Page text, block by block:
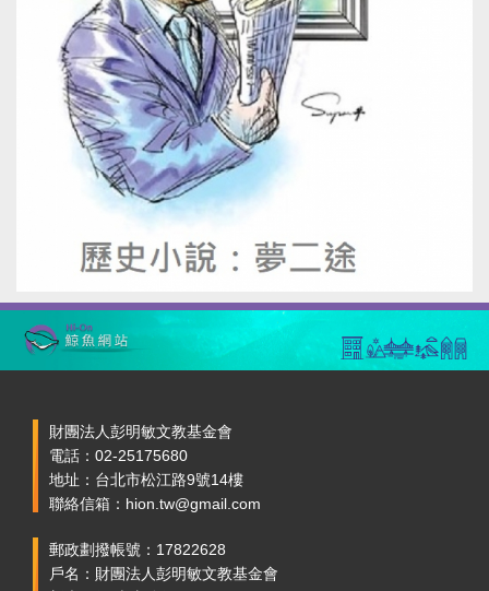
財團法人彭明敏文教基金會
電話：02-25175680
地址：台北市松江路9號14樓
聯絡信箱：hion.tw@gmail.com
郵政劃撥帳號：17822628
戶名：財團法人彭明敏文教基金會